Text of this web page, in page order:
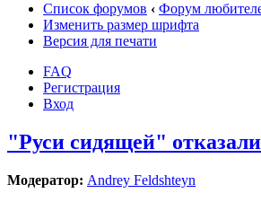
Список форумов ‹ Форум
Изменить размер шрифта
Версия для печати
FAQ
Регистрация
Вход
"Руси сидящей"
Модератор: Andrey Feldshteyn